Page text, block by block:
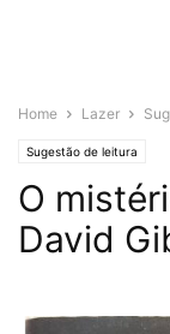
Home Lazer
Sugestão de leitura
O
David